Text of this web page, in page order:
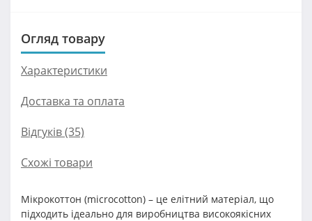
Огляд товару
Характеристики
Доставка та оплата
Відгуків (35)
Схожі товари
Мікрокоттон (microcotton) – це елітний матеріал, що
підходить ідеально для виробництва високоякісних